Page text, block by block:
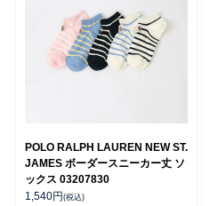
POLO RALPH LAUREN NEW ST.
JAMES ボーダースニーカー丈 ソ
ックス 03207830
1,540円(税込)